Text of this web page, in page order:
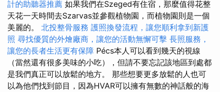
計的助聽器推薦 如果我們在Szeged有住宿，那麼值得花整
天花一天時間去Szarvas並參觀植物園，而植物園則是一個
美麗的。 北投整骨服務 護照換發流程，讓您順利拿到新護
照 尋找優質的外燴廠商，讓您的活動無懈可擊 長照服務，
讓您的長者生活更有保障 Pécs本人可以看到幾天的視線
（當然還有很多美味的小吃），但請不要忘記該地區到處都
是我們真正可以放鬆的地方。 那些想要更多放鬆的人也可
以為他們找到節目，因為HVAR可以擁有無​​數的神話般的海